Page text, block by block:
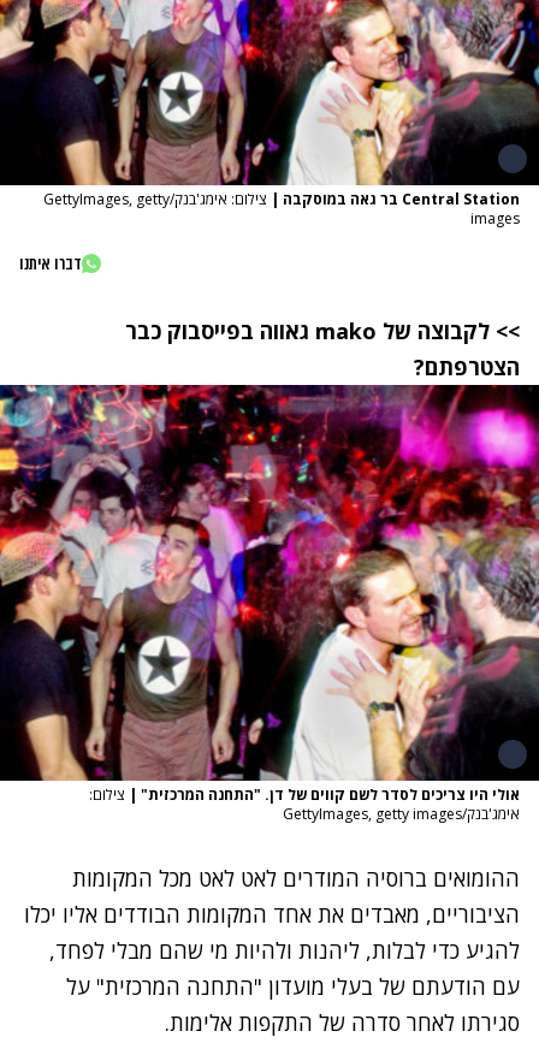
Central Station בר גאה במוסקבה |
צילום: אימג'בנק/GettyImages, getty
images
דברו איתנו
>> לקבוצה של mako גאווה בפייסבוק כבר
הצטרפתם?
אולי היו צריכים לסדר לשם קווים של דן. "התחנה המרכזית" | צילום:
אימג'בנק/GettyImages, getty images
ההומואים ברוסיה המודרים לאט לאט מכל המקומות
הציבוריים, מאבדים את אחד המקומות הבודדים אליו יכלו
להגיע כדי לבלות, ליהנות ולהיות מי שהם מבלי לפחד,
עם הודעתם של בעלי מועדון "התחנה המרכזית" על
סגירתו לאחר סדרה של התקפות אלימות.